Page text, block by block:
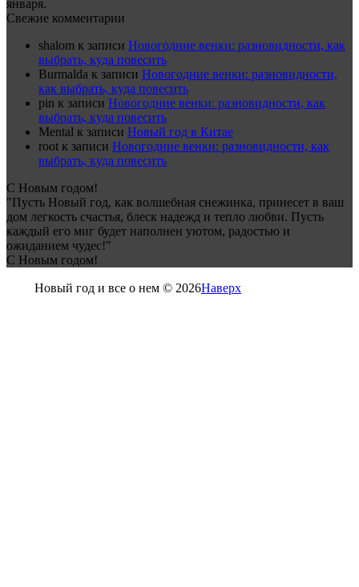
января.
Свежие комментарии
shalom к записи Новогодние венки: разновидности, как
выбрать, куда повесить
Burmalda к записи Новогодние венки: разновидности,
как выбрать, куда повесить
pin к записи Новогодние венки: разновидности, как
выбрать, куда повесить
Mental к записи Новый год в Китае
root к записи Новогодние венки: разновидности, как
выбрать, куда повесить
С Новым годом!
"Пусть Новый год, как волшебная снежинка, принесет в ваш
дом легкость счастья, блеск надежд и тепло любви. Пусть
каждый его миг будет наполнен уютом, радостью и
ожиданием чудес!"
С Новым годом!
Новый год и все о нем © 2026Наверх